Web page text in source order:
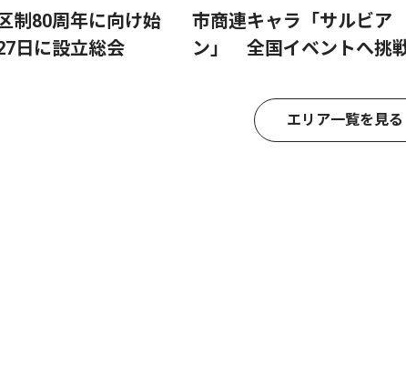
80周年に向け始
日に設立総会
市商連キャラ「サルビア
ン」 全国イベントへ挑
エリア一覧を見る